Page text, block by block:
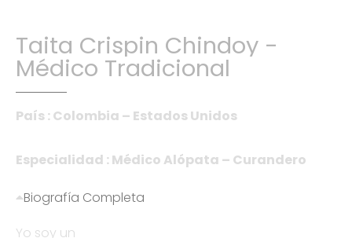
Taita Crispin Chindoy -
Médico Tradicional
País : Colombia – Estados Unidos
Especialidad : Médico Alópata – Curandero
Biografía Completa
Yo soy un